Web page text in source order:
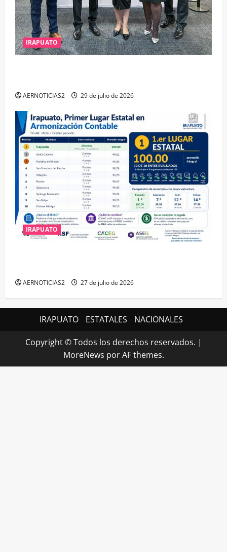
IRAPUATO
AERNOTICIAS2 29 de julio de 2026
IRAPUATO
AERNOTICIAS2 27 de julio de 2026
IRAPUATO ESTATALES NACIONALES
Copyright © Todos los derechos reservados. |
MoreNews por AF themes.